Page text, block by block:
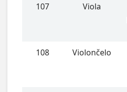
107 Viola
108 Violončelo